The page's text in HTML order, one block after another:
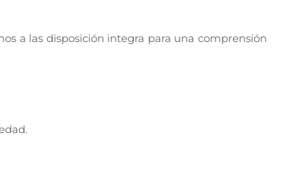
a las disposición integra para una comprensión